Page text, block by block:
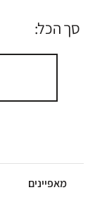
סך הכל:
מאפיינים